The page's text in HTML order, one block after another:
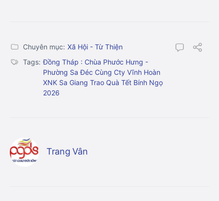
Chuyên mục: Xã Hội - Từ Thiện
Tags: Đồng Tháp : Chùa Phước Hưng -
Phường Sa Đéc Cùng Cty Vĩnh Hoàn
XNK Sa Giang Trao Quà Tết Bính Ngọ
2026
Trang Vân